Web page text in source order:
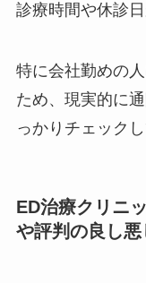
診療時間や休診
特に会社勤めの
ため、現実的に
っかりチェック
ED治療クリニ
や評判の良し悪